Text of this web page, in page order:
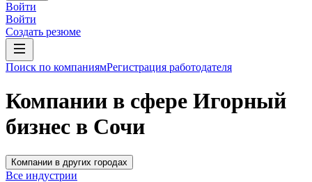
Войти
Войти
Создать резюме
Поиск по компаниямРегистрация работодателя
Компании в сфере Игорный
бизнес в Сочи
Компании в других городах
Все индустрии